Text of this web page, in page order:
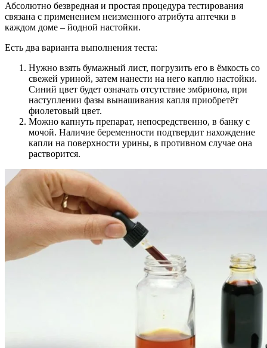
Абсолютно безвредная и простая процедура тестирования
связана с применением неизменного атрибута аптечки в
каждом доме – йодной настойки.
Есть два варианта выполнения теста:
Нужно взять бумажный лист, погрузить его в ёмкость со
свежей уриной, затем нанести на него каплю настойки.
Синий цвет будет означать отсутствие эмбриона, при
наступлении фазы вынашивания капля приобретёт
фиолетовый цвет.
Можно капнуть препарат, непосредственно, в банку с
мочой. Наличие беременности подтвердит нахождение
капли на поверхности урины, в противном случае она
растворится.